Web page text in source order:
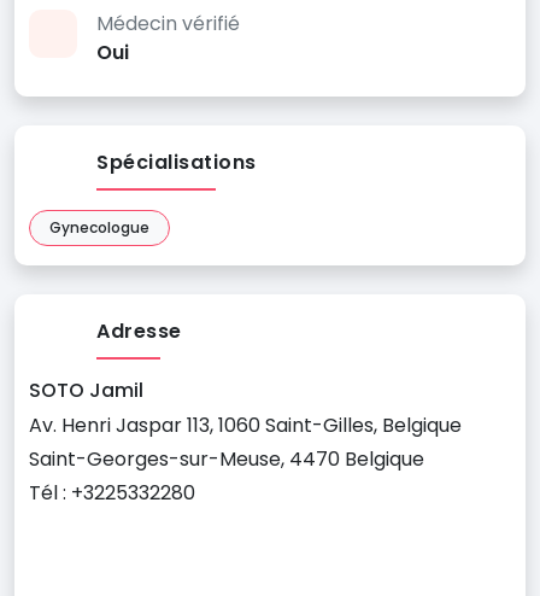
Médecin vérifié
Oui
Spécialisations
Gynecologue
Adresse
SOTO Jamil
Av. Henri Jaspar 113, 1060 Saint-Gilles, Belgique
Saint-Georges-sur-Meuse, 4470 Belgique
Tél : +3225332280